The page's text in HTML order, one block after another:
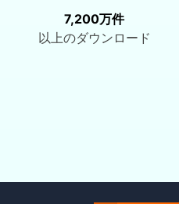
7,200万件
以上のダウンロード